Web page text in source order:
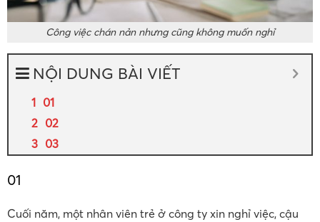
Công việc chán nản nhưng cũng không muốn nghỉ
NỘI DUNG BÀI VIẾT
01
02
03
01
Cuối năm, một nhân viên trẻ ở công ty xin nghỉ việc, cậu